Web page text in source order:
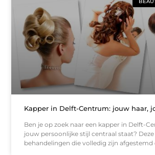
Kapper in Delft-Centrum: jouw haar,
Ben je op zoek naar een kapper in Delft-
jouw persoonlijke stijl centraal staat?
behandelingen die volledig zijn afgestemd